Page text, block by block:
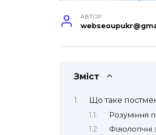
АВТОР
Зміст
Що таке
Розуміння